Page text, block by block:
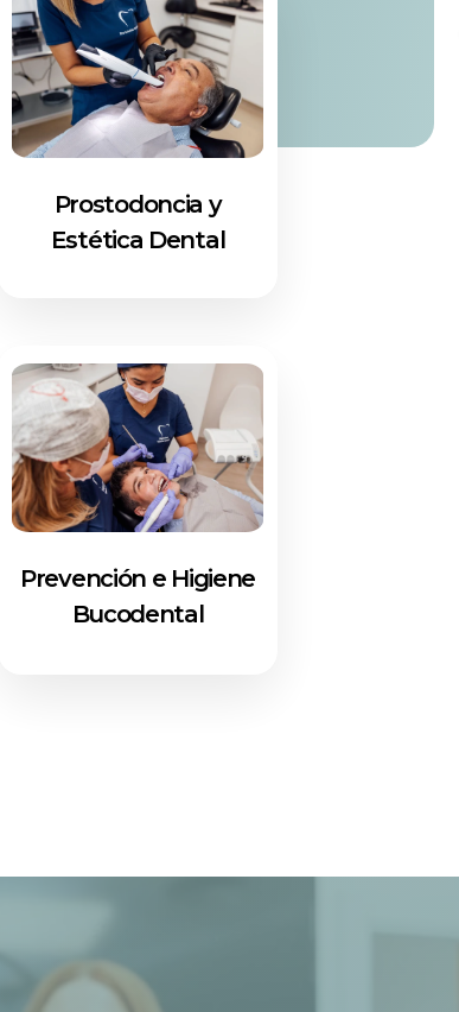
Prostodoncia y
Estética Dental
Prevención e Higiene
Bucodental